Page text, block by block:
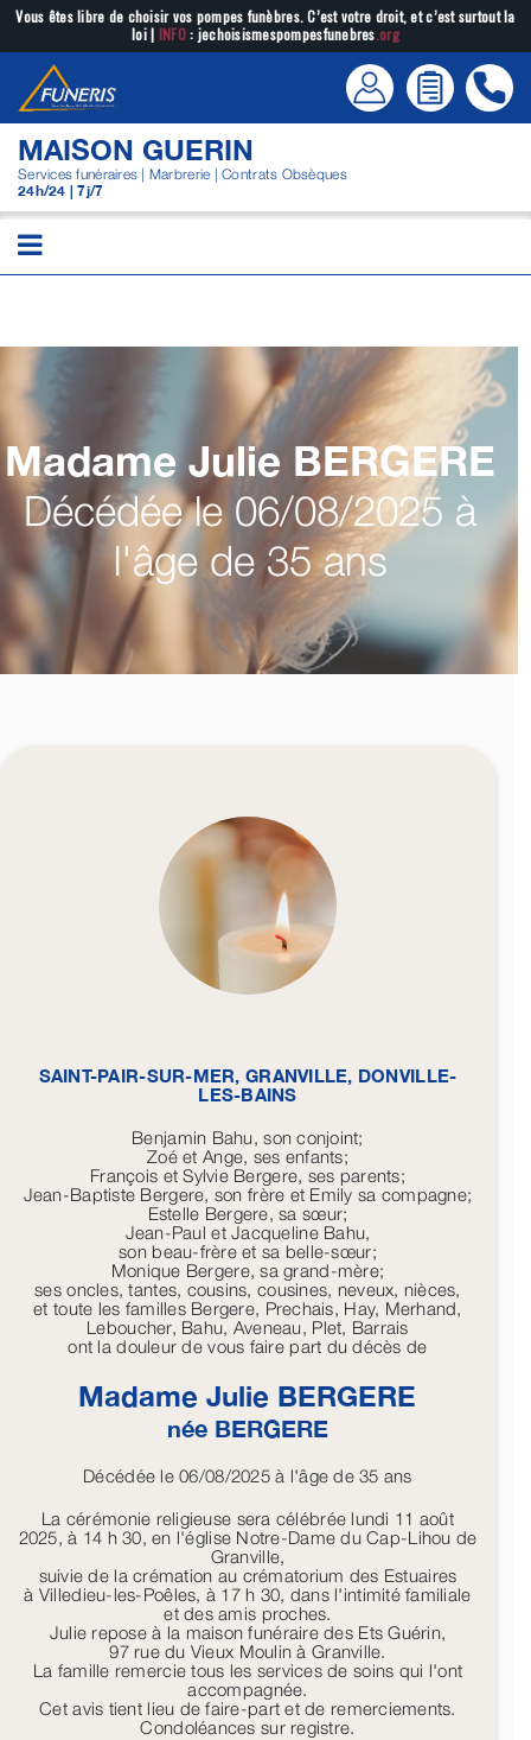
Passer
contenu
Vous êtes libre de choisir vos pompes funèbres. C’est votre droit, et c’est surtout la
loi | INFO: jechoisismespompesfunebres.org
MAISON GUERIN
Services funéraires | Marbrerie | Contrats Obsèques
24h/24 | 7j/7
Madame Julie BERGERE
Décédée le 06/08/2025 à
l'âge de 35 ans
SAINT-PAIR-SUR-MER, GRANVILLE, DONVILLE-
LES-BAINS
Benjamin Bahu, son conjoint;
Zoé et Ange, ses enfants;
François et Sylvie Bergere, ses parents;
Jean-Baptiste Bergere, son frère et Emily sa compagne;
Estelle Bergere, sa sœur;
Jean-Paul et Jacqueline Bahu,
son beau-frère et sa belle-sœur;
Monique Bergere, sa grand-mère;
ses oncles, tantes, cousins, cousines, neveux, nièces,
et toute les familles Bergere, Prechais, Hay, Merhand,
Leboucher, Bahu, Aveneau, Plet, Barrais
ont la douleur de vous faire part du décès de
Madame Julie BERGERE
née BERGERE
Décédée le 06/08/2025 à l'âge de 35 ans
La cérémonie religieuse sera célébrée lundi 11 août
2025, à 14 h 30, en l'église Notre-Dame du Cap-Lihou de
Granville,
suivie de la crémation au crématorium des Estuaires
à Villedieu-les-Poêles, à 17 h 30, dans l'intimité familiale
et des amis proches.
Julie repose à la maison funéraire des Ets Guérin,
97 rue du Vieux Moulin à Granville.
La famille remercie tous les services de soins qui l'ont
accompagnée.
Cet avis tient lieu de faire-part et de remerciements.
Condoléances sur registre.